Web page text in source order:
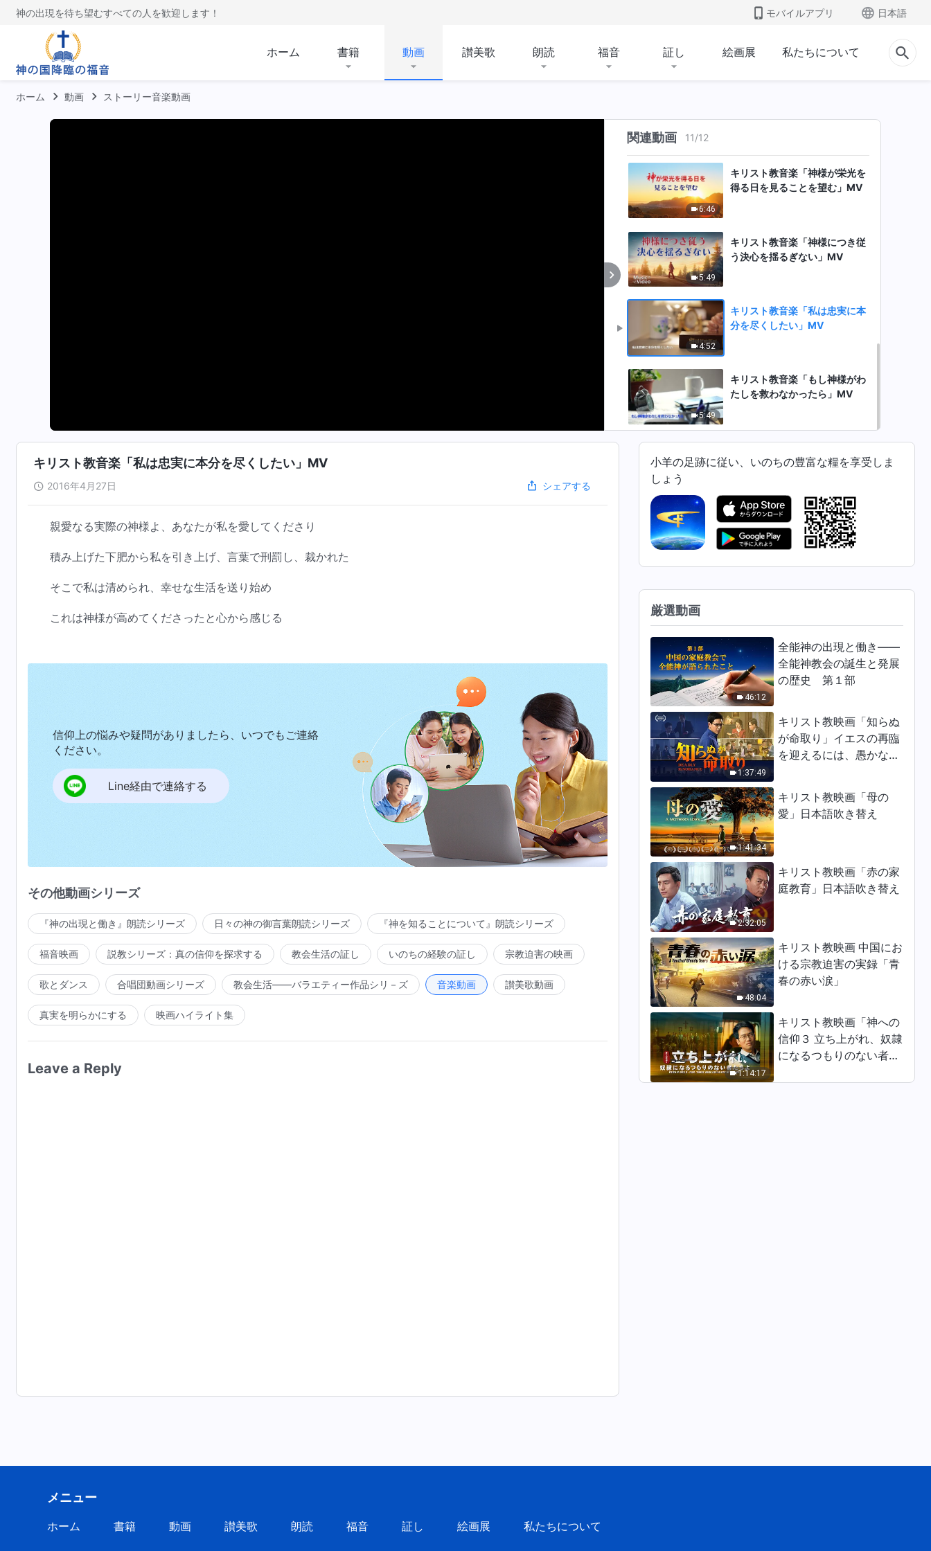
神の出現を待ち望むすべての人を歓迎します！ モバイルアプリ 日本語
ホーム 書籍 動画 讃美歌 朗読 福音 証し 絵画展 私たちについて
ホーム 動画 ストーリー音楽動画
関連動画 11/12
に愛す」MV
5:30
さを見てきた」MV
6:46
キリスト教音楽「神様が栄光を
得る日を見ることを望む」MV
5:49
キリスト教音楽「神様につき従
う決心を揺るぎない」MV
4:52
キリスト教音楽「私は忠実に本
分を尽くしたい」MV
5:49
キリスト教音楽「もし神様がわ
たしを救わなかったら」MV
キリスト教音楽「私は忠実に本分を尽くしたい」MV
2016年4月27日 シェアする
親愛なる実際の神様よ、あなたが私を愛してくださり
積み上げた下肥から私を引き上げ、言葉で刑罰し、裁かれた
そこで私は清められ、幸せな生活を送り始め
これは神様が高めてくださったと心から感じる
信仰上の悩みや疑問がありましたら、いつでもご連絡
ください。
Line経由で連絡する
その他動画シリーズ
『神の出現と働き』朗読シリーズ 日々の神の御言葉朗読シリーズ 『神を知ることについて』朗読シリーズ
福音映画 説教シリーズ：真の信仰を探求する 教会生活の証し いのちの経験の証し 宗教迫害の映画
歌とダンス 合唱団動画シリーズ 教会生活――バラエティー作品シリ－ズ 音楽動画 讃美歌動画
真実を明らかにする 映画ハイライト集
Leave a Reply
小羊の足跡に従い、いのちの豊富な糧を享受しま
しょう
厳選動画
46:12
全能神の出現と働き——
全能神教会の誕生と発展
の歴史 第１部
1:37:49
キリスト教映画「知らぬ
が命取り」イエスの再臨
を迎えるには、愚かな乙
1:41:34
キリスト教映画「母の
愛」日本語吹き替え
2:32:05
キリスト教映画「赤の家
庭教育」日本語吹き替え
48:04
キリスト教映画 中国にお
ける宗教迫害の実録「青
春の赤い涙」
1:14:17
キリスト教映画「神への
信仰３ 立ち上がれ、奴隷
になるつもりのない者た
メニュー
ホーム 書籍 動画 讃美歌 朗読 福音 証し 絵画展 私たちについて